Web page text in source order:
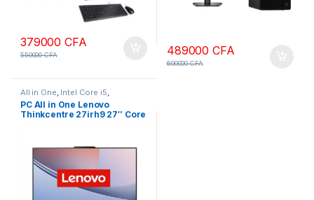
379000CFA
550000CFA 489000CFA
600000CFA
All in One Intel Core i5
ONDULEURS & REGULATEURS
ORDINATEURS ,PC Bureau
PC All in One Lenovo
Thinkcentre 27irh9 27″ Core